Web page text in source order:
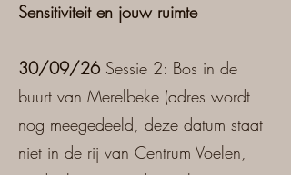
Sensitiviteit en jouw ruimte
30/09/26 Sessie 2: Bos in de
buurt van Merelbeke (adres wordt
nog meegedeeld, deze datum staat
niet in de rij van Centrum Voelen,